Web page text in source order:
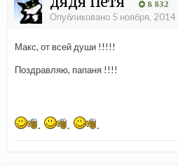
8 832
Опубликовано 5 ноября, 2014
Макс, от всей души !!!!!
Поздравляю, папаня !!!!